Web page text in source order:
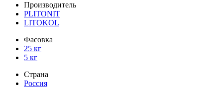
Производитель
PLITONIT
LITOKOL
Фасовка
25 кг
5 кг
Страна
Россия